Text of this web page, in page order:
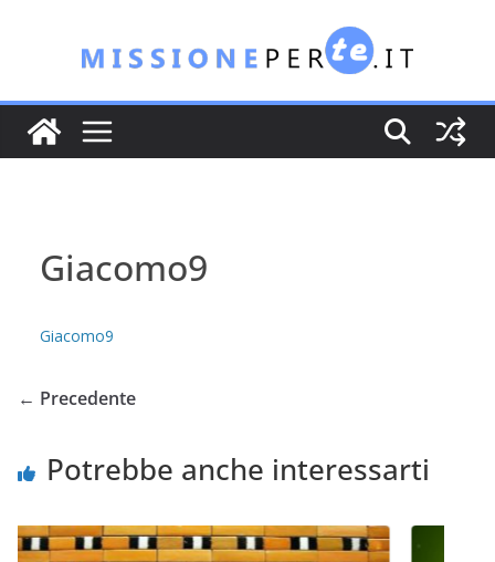
contenuto
Giacomo9
Giacomo9
← Precedente
Potrebbe anche interessarti